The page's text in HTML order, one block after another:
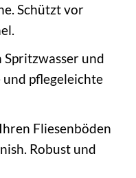
Schützt vor
Spritzwasser und
und pflegeleichte
Fliesenböden
Robust und